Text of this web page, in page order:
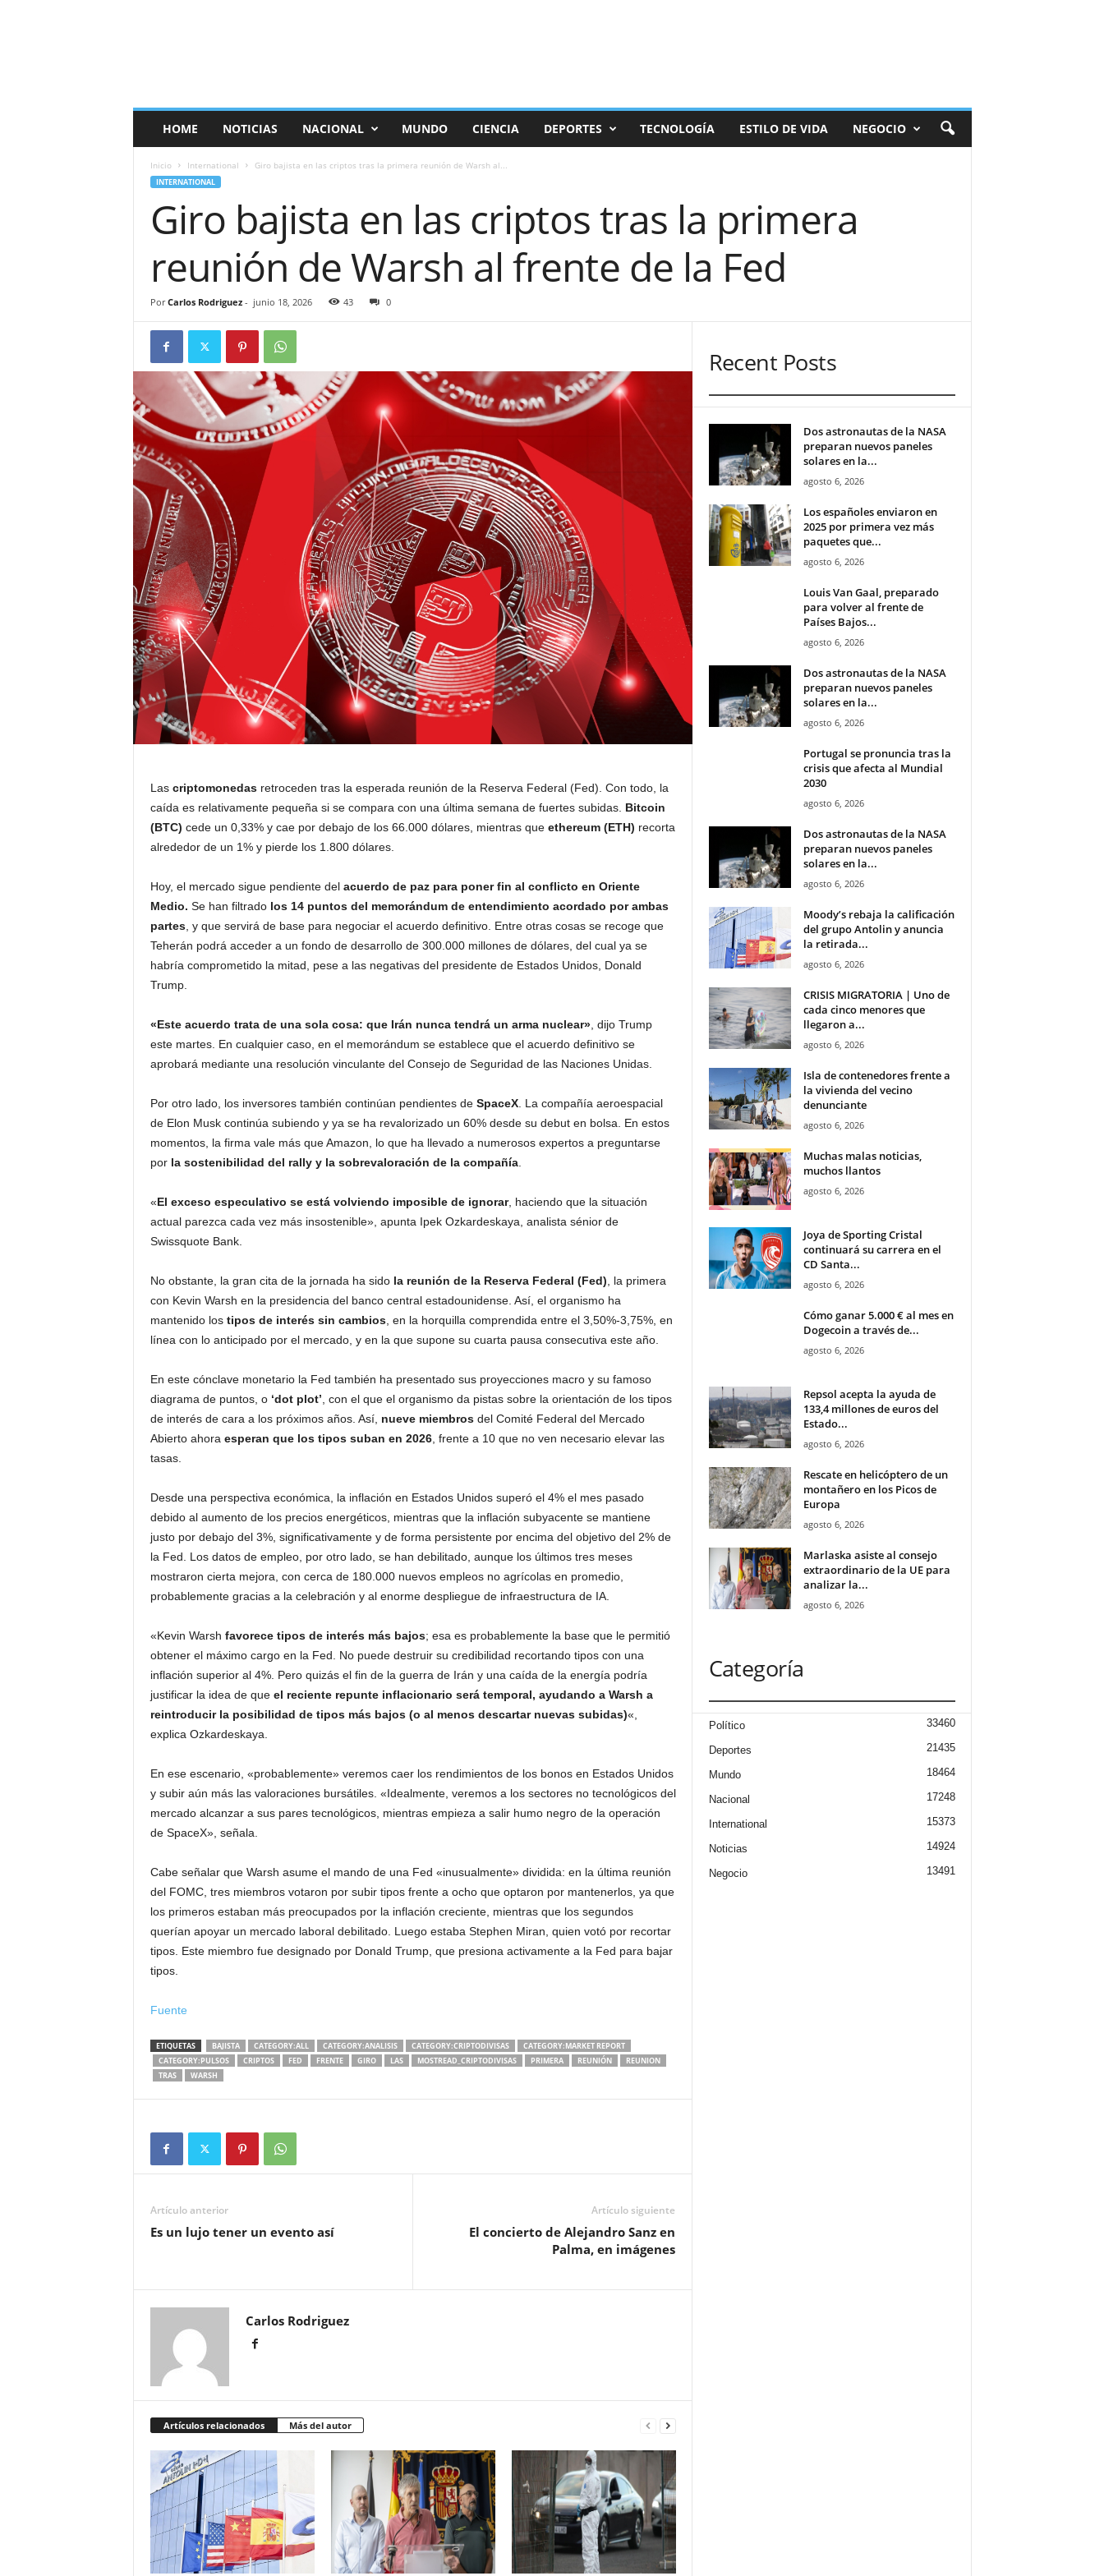
HOME NOTICIAS NACIONAL MUNDO CIENCIA DEPORTES TECNOLOGÍA ESTILO DE VIDA NEGOCIO
Inicio International Giro bajista en las criptos tras la primera reunión de Warsh al...
INTERNATIONAL
Giro bajista en las criptos tras la primera
reunión de Warsh al frente de la Fed
Por Carlos Rodriguez- junio 18, 2026 43 0
Las criptomonedasretroceden tras la esperada reunión de la Reserva Federal (Fed). Con todo, la
caída es relativamente pequeña si se compara con una última semana de fuertes subidas. Bitcoin
(BTC) cede un 0,33% y cae por debajo de los 66.000 dólares, mientras que ethereum (ETH) recorta
alrededor de un 1% y pierde los 1.800 dólares.
Hoy, el mercado sigue pendiente del acuerdo de paz para poner fin al conflicto en Oriente
Medio. Se han filtradolos 14 puntos del memorándum de entendimiento acordado por ambas
partes, y que servirá de base para negociar el acuerdo definitivo. Entre otras cosas se recoge que
Teherán podrá acceder a un fondo de desarrollo de 300.000 millones de dólares, del cual ya se
habría comprometido la mitad, pese a las negativas del presidente de Estados Unidos, Donald
Trump.
«Este acuerdo trata de una sola cosa: que Irán nunca tendrá un arma nuclear», dijo Trump
este martes. En cualquier caso, en el memorándum se establece que el acuerdo definitivo se
aprobará mediante una resolución vinculante del Consejo de Seguridad de las Naciones Unidas.
Por otro lado, los inversores también continúan pendientes de SpaceX. La compañía aeroespacial
de Elon Musk continúa subiendo y ya se ha revalorizado un 60% desde su debut en bolsa. En estos
momentos, la firma vale más que Amazon, lo que ha llevado a numerosos expertos a preguntarse
por la sostenibilidad del rally y la sobrevaloración de la compañía.
«El exceso especulativo se está volviendo imposible de ignorar, haciendo que la situación
actual parezca cada vez más insostenible», apunta Ipek Ozkardeskaya, analista sénior de
Swissquote Bank.
No obstante, la gran cita de la jornada ha sido la reunión de la Reserva Federal (Fed) , la primera
con Kevin Warsh en la presidencia del banco central estadounidense. Así, el organismo ha
mantenido lostipos de interés sin cambios, en la horquilla comprendida entre el 3,50%-3,75%, en
línea con lo anticipado por el mercado, y en la que supone su cuarta pausa consecutiva este año.
En este cónclave monetario la Fed también ha presentado sus proyecciones macro y su famoso
diagrama de puntos, o‘dot plot’ , con el que el organismo da pistas sobre la orientación de los tipos
de interés de cara a los próximos años. Así, nueve miembrosdel Comité Federal del Mercado
Abierto ahora esperan que los tipos suban en 2026, frente a 10 que no ven necesario elevar las
tasas.
Desde una perspectiva económica, la inflación en Estados Unidos superó el 4% el mes pasado
debido al aumento de los precios energéticos, mientras que la inflación subyacente se mantiene
justo por debajo del 3%, significativamente y de forma persistente por encima del objetivo del 2% de
la Fed. Los datos de empleo, por otro lado, se han debilitado, aunque los últimos tres meses
mostraron cierta mejora, con cerca de 180.000 nuevos empleos no agrícolas en promedio,
probablemente gracias a la celebración y al enorme despliegue de infraestructura de IA.
«Kevin Warsh favorece tipos de interés más bajos; esa es probablemente la base que le permitió
obtener el máximo cargo en la Fed. No puede destruir su credibilidad recortando tipos con una
inflación superior al 4%. Pero quizás el fin de la guerra de Irán y una caída de la energía podría
justificar la idea de que el reciente repunte inflacionario será temporal, ayudando a Warsh a
reintroducir la posibilidad de tipos más bajos (o al menos descartar nuevas subidas)«,
explica Ozkardeskaya.
En ese escenario, «probablemente» veremos caer los rendimientos de los bonos en Estados Unidos
y subir aún más las valoraciones bursátiles. «Idealmente, veremos a los sectores no tecnológicos del
mercado alcanzar a sus pares tecnológicos, mientras empieza a salir humo negro de la operación
de SpaceX», señala.
Cabe señalar que Warsh asume el mando de una Fed «inusualmente» dividida: en la última reunión
del FOMC, tres miembros votaron por subir tipos frente a ocho que optaron por mantenerlos, ya que
los primeros estaban más preocupados por la inflación creciente, mientras que los segundos
querían apoyar un mercado laboral debilitado. Luego estaba Stephen Miran, quien votó por recortar
tipos. Este miembro fue designado por Donald Trump, que presiona activamente a la Fed para bajar
tipos.
Fuente
ETIQUETAS BAJISTA CATEGORY:ALL CATEGORY:ANALISIS CATEGORY:CRIPTODIVISAS
CATEGORY:MARKET REPORT
CATEGORY:PULSOS
CRIPTOS FED FRENTE GIRO LAS MOSTREAD_CRIPTODIVISAS PRIMERA REUNIÓN
REUNION
TRAS
WARSH
Artículo anterior
Es un lujo tener un evento así
Artículo siguiente
El concierto de Alejandro Sanz en
Palma, en imágenes
Carlos Rodriguez
Artículos relacionados Más del autor
Recent Posts
Dos astronautas de la NASA
preparan nuevos paneles
solares en la...
agosto 6, 2026
Los españoles enviaron en
2025 por primera vez más
paquetes que...
agosto 6, 2026
Louis Van Gaal, preparado
para volver al frente de
Países Bajos...
agosto 6, 2026
Dos astronautas de la NASA
preparan nuevos paneles
solares en la...
agosto 6, 2026
Portugal se pronuncia tras la
crisis que afecta al Mundial
2030
agosto 6, 2026
Dos astronautas de la NASA
preparan nuevos paneles
solares en la...
agosto 6, 2026
Moody’s rebaja la calificación
del grupo Antolin y anuncia
la retirada...
agosto 6, 2026
CRISIS MIGRATORIA | Uno de
cada cinco menores que
llegaron a...
agosto 6, 2026
Isla de contenedores frente a
la vivienda del vecino
denunciante
agosto 6, 2026
Muchas malas noticias,
muchos llantos
agosto 6, 2026
Joya de Sporting Cristal
continuará su carrera en el
CD Santa...
agosto 6, 2026
Cómo ganar 5.000 € al mes en
Dogecoin a través de...
agosto 6, 2026
Repsol acepta la ayuda de
133,4 millones de euros del
Estado...
agosto 6, 2026
Rescate en helicóptero de un
montañero en los Picos de
Europa
agosto 6, 2026
Marlaska asiste al consejo
extraordinario de la UE para
analizar la...
agosto 6, 2026
Categoría
Político 33460
Deportes 21435
Mundo 18464
Nacional 17248
International 15373
Noticias 14924
Negocio 13491